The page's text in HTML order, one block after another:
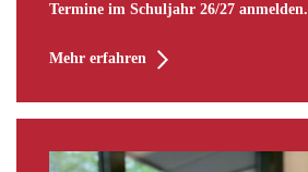
Termine im Schuljahr 26/27 anmelden.
Mehr erfahren